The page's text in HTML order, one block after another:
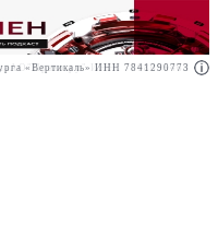
АО"Право.ру" ИНН: 7708095468
«Вертикаль» ИНН 7841290773